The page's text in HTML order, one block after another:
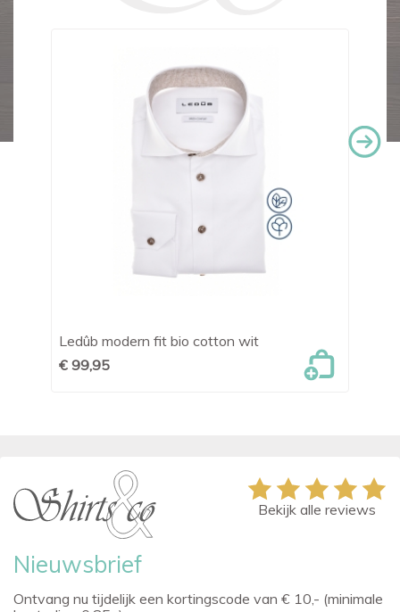
Ledûb modern fit bio cotton wit
€ 99,95
Nieuwsbrief
Ontvang nu tijdelijk een kortingscode van € 10,- (minimale
Bekijk alle reviews